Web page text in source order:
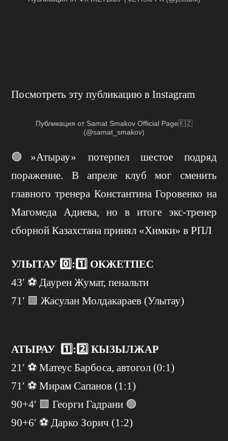
Посмотреть эту публикацию в Instagram
Публикация от Samat Smakov Official Page🇰🇿
(@samat_smakov)
🟢»Атырау» потерпел шестое подряд
поражение. В апреле клуб мог сменить
главного тренера Константина Горовенко на
Магомеда Адиева, но в итоге экс-тренер
сборной Казахстана принял «Химки» в РПЛ
УЛЫТАУ 0️⃣:1️⃣ ОКЖЕТПЕС
43′ ⚽️ Даурен Жумат, пенальти
71′ 🟥 Жасулан Молдакараев (Улытау)
АТЫРАУ 1️⃣:2️⃣ КЫЗЫЛЖАР
21′ ⚽️ Матеус Барбоса, автогол (0:1)
71′ ⚽️ Мирам Сапанов (1:1)
90+4′ 🟥 Георги Гадрани 🟢
90+6′ ⚽️ Дарко Зорич (1:2)